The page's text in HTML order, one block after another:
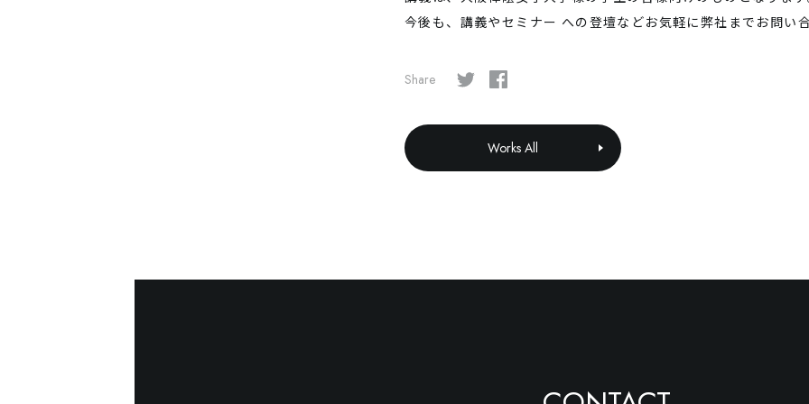
今後も、講義やセミナー への登壇などお気軽に弊社までお問い
Share
Works All